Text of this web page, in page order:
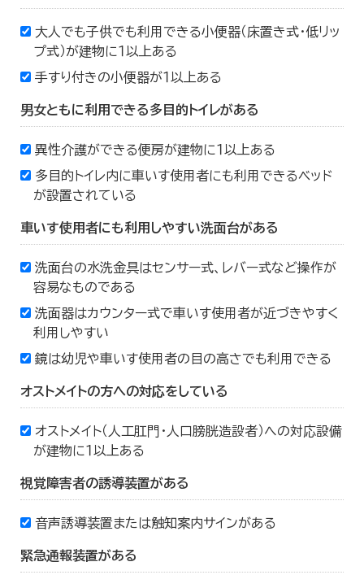
大人でも子供でも利用できる小便器（床置き式・低リッ
プ式）が建物に１以上ある
手すり付きの小便器が１以上ある
男女ともに利用できる多目的トイレがある
異性介護ができる便房が建物に１以上ある
多目的トイレ内に車いす使用者にも利用できるベッド
が設置されている
車いす使用者にも利用しやすい洗面台がある
洗面台の水洗金具はセンサー式、レバー式など操作が
容易なものである
洗面器はカウンター式で車いす使用者が近づきやすく
利用しやすい
鏡は幼児や車いす使用者の目の高さでも利用できる
オストメイトの方への対応をしている
オストメイト（人工肛門・人口膀胱造設者）への対応設備
が建物に１以上ある
視覚障害者の誘導装置がある
音声誘導装置または触知案内サインがある
緊急通報装置がある